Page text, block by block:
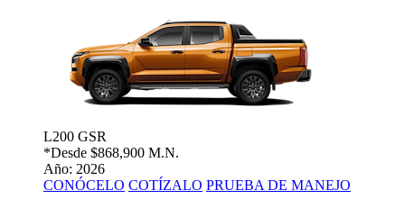
L200 GSR
*Desde $868,900 M.N.
Año: 2026
CONÓCELO COTÍZALO PRUEBA DE MANEJO